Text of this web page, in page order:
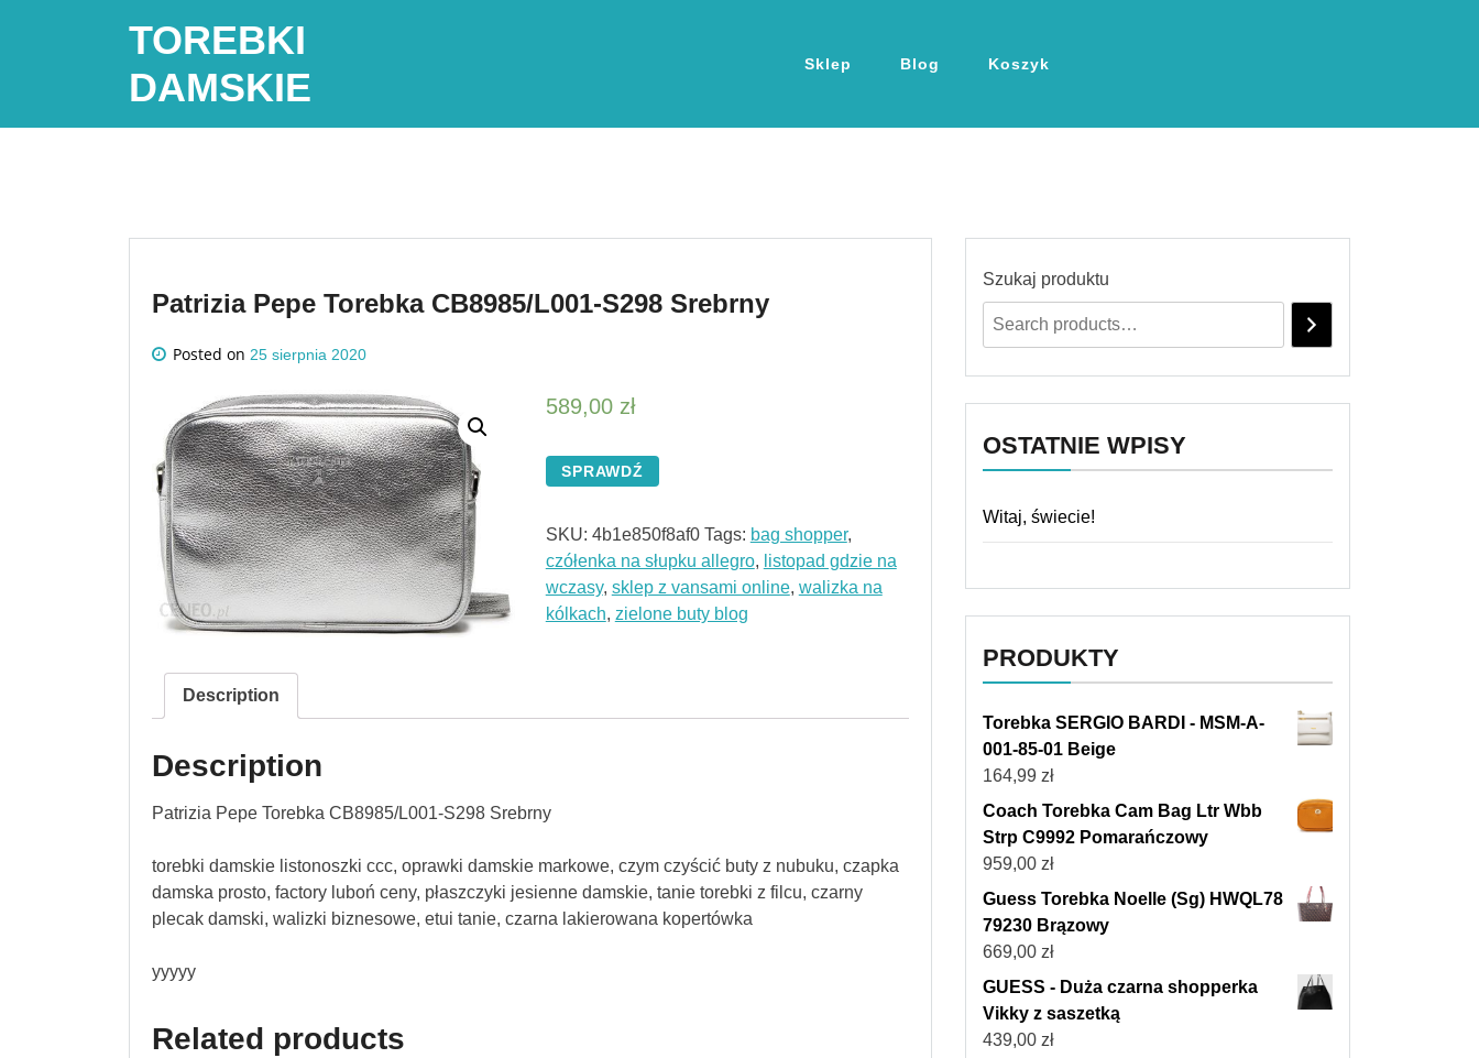
TOREBKI
DAMSKIE
Sklep Blog Koszyk
Patrizia Pepe Torebka CB8985/L001-S298 Srebrny
Posted on 25 sierpnia 2020
589,00 zł
SPRAWDŹ
SKU: 4b1e850f8af0 Tags: bag shopper,
czółenka na słupku allegro, listopad gdzie na
wczasy, sklep z vansami online, walizka na
kólkach, zielone buty blog
Description
Description
Patrizia Pepe Torebka CB8985/L001-S298 Srebrny
torebki damskie listonoszki ccc, oprawki damskie markowe, czym czyścić buty z nubuku, czapka
damska prosto, factory luboń ceny, płaszczyki jesienne damskie, tanie torebki z filcu, czarny
plecak damski, walizki biznesowe, etui tanie, czarna lakierowana kopertówka
yyyyy
Related products
Szukaj produktu
OSTATNIE WPISY
Witaj, świecie!
PRODUKTY
Torebka SERGIO BARDI - MSM-A-
001-85-01 Beige
164,99 zł
Coach Torebka Cam Bag Ltr Wbb
Strp C9992 Pomarańczowy
959,00 zł
Guess Torebka Noelle (Sg) HWQL78
79230 Brązowy
669,00 zł
GUESS - Duża czarna shopperka
Vikky z saszetką
439,00 zł